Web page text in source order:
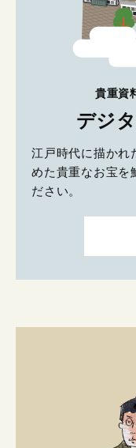
貴重資
デジ
江戸時代に描かれ
めた貴重なお宝を
ださい。